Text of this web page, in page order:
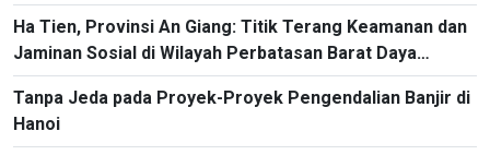
Ha Tien, Provinsi An Giang: Titik Terang Keamanan dan
Jaminan Sosial di Wilayah Perbatasan Barat Daya
Vietnam
Tanpa Jeda pada Proyek-Proyek Pengendalian Banjir di
Hanoi